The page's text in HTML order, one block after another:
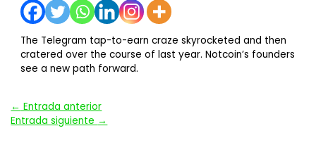
The Telegram tap-to-earn craze skyrocketed and then
cratered over the course of last year. Notcoin’s founders
see a new path forward.
Navegación
← Entrada anterior
Entrada siguiente →